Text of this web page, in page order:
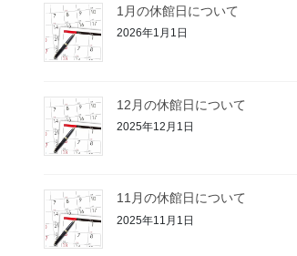
1月の休館日について
2026年1月1日
12月の休館日について
2025年12月1日
11月の休館日について
2025年11月1日